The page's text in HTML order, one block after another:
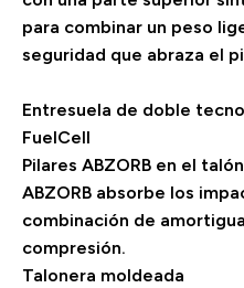
para combinar un peso
seguridad que abraza el
Entresuela de doble
FuelCell
Pilares ABZORB en el
ABZORB absorbe los
combinación de
compresión.
Talonera moldeada